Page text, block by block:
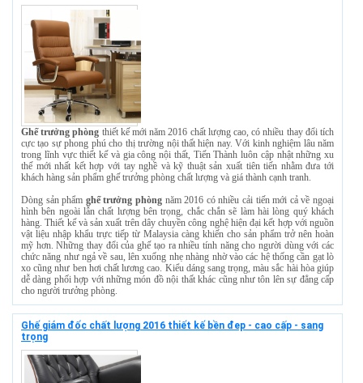
Ghế trưởng phòng thiết kế mới năm 2016 chất lượng cao, có nhiều thay đổi tích
cực tạo sự phong phú cho thị trường nội thất hiện nay. Với kinh nghiệm lâu năm
trong lĩnh vực thiết kế và gia công nội thất, Tiến Thành luôn cập nhật những xu
thế mới nhất kết hợp với tay nghề và kỹ thuật sản xuất tiên tiến nhằm đưa tới
khách hàng sản phẩm ghế trưởng phòng chất lượng và giá thành cạnh tranh.
Dòng sản phẩm ghế trưởng phòng năm 2016 có nhiều cải tiến mới cả về ngoại
hình bên ngoài lẫn chất lượng bên trọng, chắc chắn sẽ làm hài lòng quý khách
hàng. Thiết kế và sản xuất trên dây chuyền công nghệ hiện đại kết hợp với nguồn
vật liệu nhập khẩu trực tiếp từ Malaysia càng khiến cho sản phẩm trở nên hoàn
mỹ hơn. Những thay đổi của ghế tạo ra nhiều tính năng cho người dùng với các
chức năng như ngả về sau, lên xuống nhẹ nhàng nhờ vào các hệ thống cần gạt lò
xo cũng như ben hơi chất lương cao. Kiểu dáng sang trọng, màu sắc hài hòa giúp
dễ dàng phối hợp với những món đồ nội thất khác cũng như tôn lên sự đẳng cấp
cho người trưởng phòng.
Ghế giám đốc chất lượng 2016 thiết kế bền đep - cao cấp - sang
trọng